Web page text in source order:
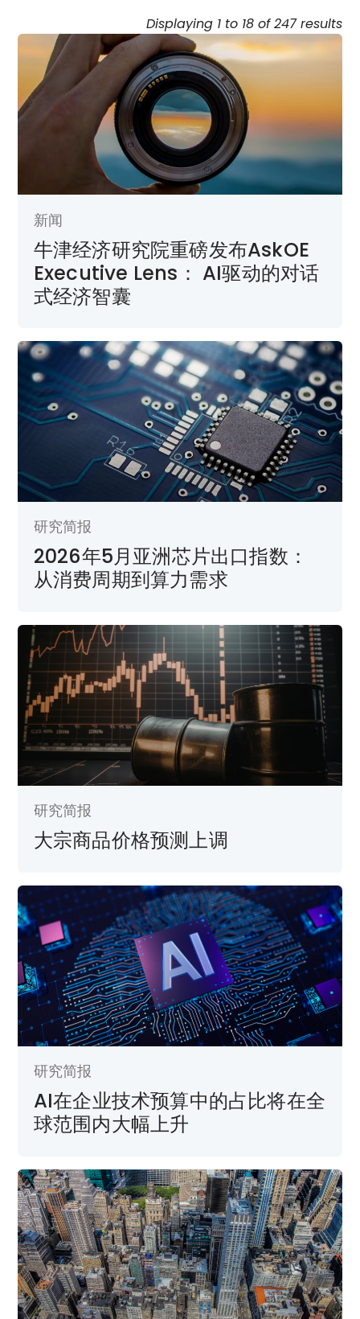
Displaying 1 to 18 of 247 results
新闻
牛津经济研究院重磅发布AskOE
Executive Lens： AI驱动的对话
式经济智囊
研究简报
2026年5月亚洲芯片出口指数：
从消费周期到算力需求
研究简报
大宗商品价格预测上调
研究简报
AI在企业技术预算中的占比将在全
球范围内大幅上升